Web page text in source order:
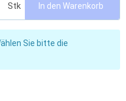
Stk In den Warenkorb
Sie bitte die